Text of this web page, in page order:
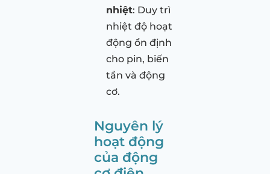
nhiệt: Duy trì
nhiệt độ hoạt
động ổn định
cho pin, biến
tần và động
cơ.
Nguyên lý
hoạt động
của động